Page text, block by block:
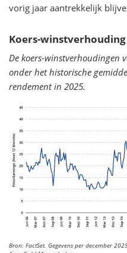
vorig jaar aantrekkelijk
Koers-
De koers-winstverhoudingen
onder het historische
rendement in 2025.
Bron: FactSet. Gegevens per december